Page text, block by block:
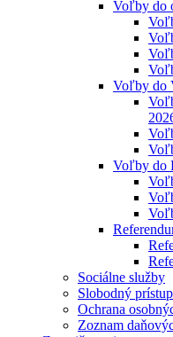
Voľby do
Voľby do
Voľby do
Sociálne služby
Slobodný
Ochrana
Zoznam